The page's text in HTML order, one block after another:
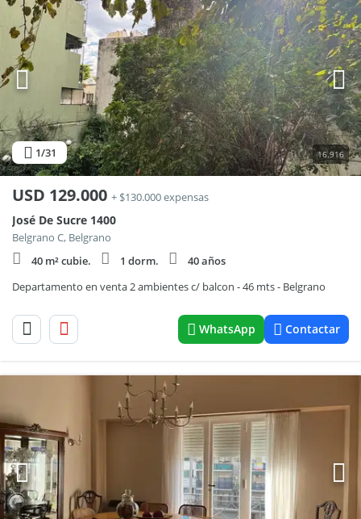
1/31 16.916
USD 129.000 + $130.000 expensas
José De Sucre 1400
Belgrano C, Belgrano
40 m² cubie.
1 dorm.
40 años
Departamento en venta 2 ambientes c/ balcon - 46 mts - Belgrano
WhatsApp Contactar